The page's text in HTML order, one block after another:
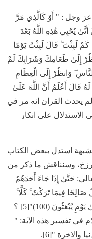
عز وجل : " أَوْ كَالَّذِي مَرَّ
يُحْيِي هَٰذِهِ اللَّهُ بَعْدَ
كَمْ لَبِثْتَ ۖ قَالَ لَبِثْتُ يَوْمًا
إِلَىٰ طَعَامِكَ وَشَرَابِكَ لَمْ
وَانظُرْ إِلَى الْعِظَامِ
قَالَ أَعْلَمُ أَنَّ اللَّهَ عَلَىٰ
عام ولم يحدث القران انه مر في
الاستدلال على انكار
استدل ببعض الكتاب
وسنناقش ما ذكر من
حَتَّىٰ إِذَا جَاءَ أَحَدَهُمُ
(99) لَعَلِّي أَعْمَلُ صَالِحًا فِيمَا تَرَكْتُ ۚ كَلَّا
إِنَّهَا كَلِمَةٌ هُوَ قَائِلُهَا ۖ وَمِن وَرَائِهِم بَرْزَخٌ إِلَىٰ يَوْمِ يُبْعَثُونَ (100)"[5] ؟
في تفسير هذه الآية: "
والاخرة "[6].